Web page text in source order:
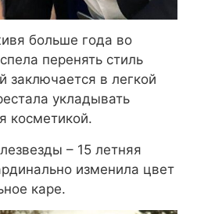
больше года во
перенять стиль
заключается в легкой
укладывать
косметикой.
– 15 летняя
изменила цвет
каре.